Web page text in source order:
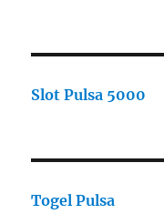
Slot Pulsa 5000
Togel Pulsa